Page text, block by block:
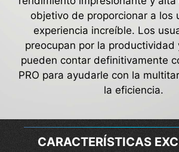
objetivo de proporcionar a los
experiencia increíble. Los
preocupan por la productividad
pueden contar definitivamente
PRO para ayudarle con la
la eficiencia.
CARACTERÍSTICAS